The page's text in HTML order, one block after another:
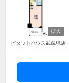
ピタットハウス武蔵境店